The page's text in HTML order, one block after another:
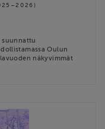
suunnattu
Oulun
näkyvimmät